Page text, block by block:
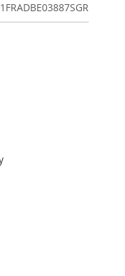
1FRADBE03887SGR